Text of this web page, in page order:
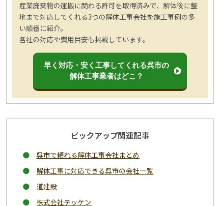
産業廃棄物の運搬に関わる許可を取得済みで、解体後に整
地まで対応してくれる3つの解体工事会社を施工事例の多
い順番に紹介。
各社の対応や費用目安も掲載しています。
早く対応・安く工事してくれる呉市の
解体工事業者はどこ？
ピックアップ関連記事
呉市で頼れる解体工事会社まとめ
解体工事に対応できる呉市の会社一覧
道建設
株式会社テッケン